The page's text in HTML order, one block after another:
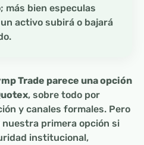
más bien especulas
activo subirá o bajará
Trade parece una opción
, sobre todo por
y canales formales. Pero
primera opción si
institucional,